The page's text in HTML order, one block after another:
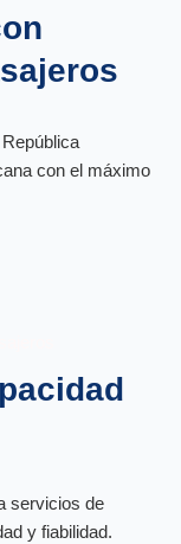
con el máximo
servicios de
y fiabilidad.